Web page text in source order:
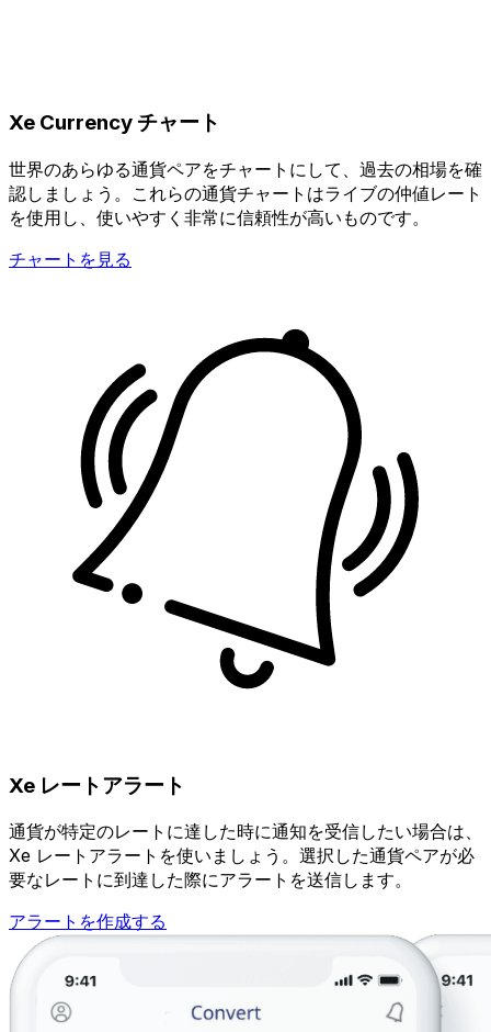
Xe Currency チャート
世界のあらゆる通貨ペアをチャートにして、過去の相場を確
認しましょう。これらの通貨チャートはライブの仲値レート
を使用し、使いやすく非常に信頼性が高いものです。
チャートを見る
Xe レートアラート
通貨が特定のレートに達した時に通知を受信したい場合は、
Xe レートアラートを使いましょう。選択した通貨ペアが必
要なレートに到達した際にアラートを送信します。
アラートを作成する